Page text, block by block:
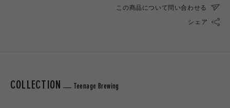
この商品について問い合わせる
シェア
COLLECTION Teenage Brewing